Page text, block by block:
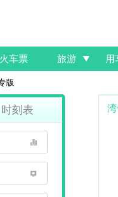
火车票 旅游 用
版
时刻表
1